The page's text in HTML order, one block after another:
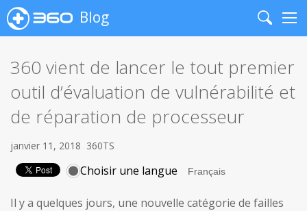
Blog
Search
360 vient de lancer le tout premier
outil d’évaluation de vulnérabilité et
de réparation de processeur
janvier 11, 2018 360TS
Choisir une langue
Il y a quelques jours, une nouvelle catégorie de failles